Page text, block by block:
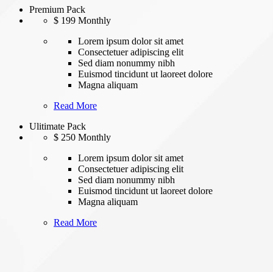
Premium Pack
$ 199 Monthly
Lorem ipsum dolor sit amet
Consectetuer adipiscing elit
Sed diam nonummy nibh
Euismod tincidunt ut laoreet dolore
Magna aliquam
Read More
Ulitimate Pack
$ 250 Monthly
Lorem ipsum dolor sit amet
Consectetuer adipiscing elit
Sed diam nonummy nibh
Euismod tincidunt ut laoreet dolore
Magna aliquam
Read More